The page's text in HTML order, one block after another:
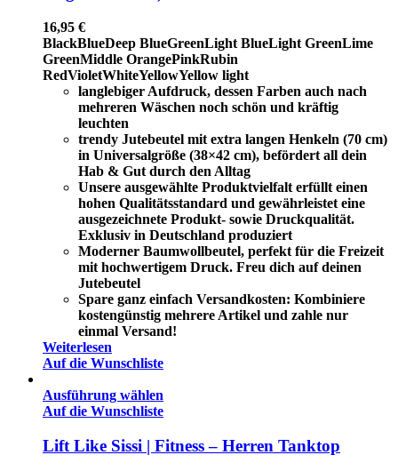
16,95 €
BlackBlueDeep BlueGreenLight BlueLight GreenLime
GreenMiddle OrangePinkRubin
RedVioletWhiteYellowYellow light
langlebiger Aufdruck, dessen Farben auch nach
mehreren Wäschen noch schön und kräftig
leuchten
trendy Jutebeutel mit extra langen Henkeln (70 cm)
in Universalgröße (38×42 cm), befördert all dein
Hab & Gut durch den Alltag
Unsere ausgewählte Produktvielfalt erfüllt einen
hohen Qualitätsstandard und gewährleistet eine
ausgezeichnete Produkt- sowie Druckqualität.
Exklusiv in Deutschland produziert
Moderner Baumwollbeutel, perfekt für die Freizeit
mit hochwertigem Druck. Freu dich auf deinen
Jutebeutel
Spare ganz einfach Versandkosten: Kombiniere
kostengünstig mehrere Artikel und zahle nur
einmal Versand!
Weiterlesen
Auf die Wunschliste
Ausführung wählen
Auf die Wunschliste
Lift Like Sissi | Fitness – Herren Tanktop